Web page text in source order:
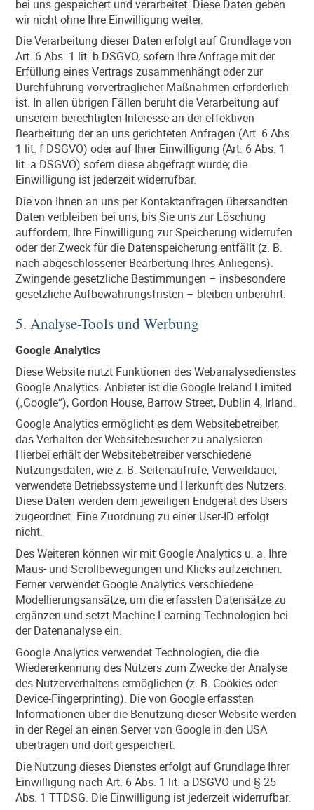
bei uns gespeichert und verarbeitet. Diese Daten geben
wir nicht ohne Ihre Einwilligung weiter.
Die Verarbeitung dieser Daten erfolgt auf Grundlage von
Art. 6 Abs. 1 lit. b DSGVO, sofern Ihre Anfrage mit der
Erfüllung eines Vertrags zusammenhängt oder zur
Durchführung vorvertraglicher Maßnahmen erforderlich
ist. In allen übrigen Fällen beruht die Verarbeitung auf
unserem berechtigten Interesse an der effektiven
Bearbeitung der an uns gerichteten Anfragen (Art. 6 Abs.
1 lit. f DSGVO) oder auf Ihrer Einwilligung (Art. 6 Abs. 1
lit. a DSGVO) sofern diese abgefragt wurde; die
Einwilligung ist jederzeit widerrufbar.
Die von Ihnen an uns per Kontaktanfragen übersandten
Daten verbleiben bei uns, bis Sie uns zur Löschung
auffordern, Ihre Einwilligung zur Speicherung widerrufen
oder der Zweck für die Datenspeicherung entfällt (z. B.
nach abgeschlossener Bearbeitung Ihres Anliegens).
Zwingende gesetzliche Bestimmungen – insbesondere
gesetzliche Aufbewahrungsfristen – bleiben unberührt.
5. Analyse-Tools und Werbung
Google Analytics
Diese Website nutzt Funktionen des Webanalysedienstes
Google Analytics. Anbieter ist die Google Ireland Limited
(„Google“), Gordon House, Barrow Street, Dublin 4, Irland.
Google Analytics ermöglicht es dem Websitebetreiber,
das Verhalten der Websitebesucher zu analysieren.
Hierbei erhält der Websitebetreiber verschiedene
Nutzungsdaten, wie z. B. Seitenaufrufe, Verweildauer,
verwendete Betriebssysteme und Herkunft des Nutzers.
Diese Daten werden dem jeweiligen Endgerät des Users
zugeordnet. Eine Zuordnung zu einer User-ID erfolgt
nicht.
Des Weiteren können wir mit Google Analytics u. a. Ihre
Maus- und Scrollbewegungen und Klicks aufzeichnen.
Ferner verwendet Google Analytics verschiedene
Modellierungsansätze, um die erfassten Datensätze zu
ergänzen und setzt Machine-Learning-Technologien bei
der Datenanalyse ein.
Google Analytics verwendet Technologien, die die
Wiedererkennung des Nutzers zum Zwecke der Analyse
des Nutzerverhaltens ermöglichen (z. B. Cookies oder
Device-Fingerprinting). Die von Google erfassten
Informationen über die Benutzung dieser Website werden
in der Regel an einen Server von Google in den USA
übertragen und dort gespeichert.
Die Nutzung dieses Dienstes erfolgt auf Grundlage Ihrer
Einwilligung nach Art. 6 Abs. 1 lit. a DSGVO und § 25
Abs. 1 TTDSG. Die Einwilligung ist jederzeit widerrufbar.